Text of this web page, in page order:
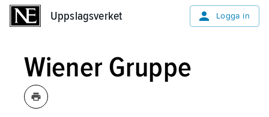
Uppslagsverket Logga in
Wiener Gruppe